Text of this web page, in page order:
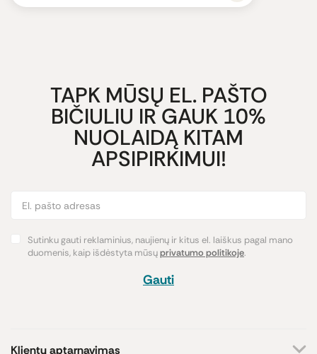
TAPK MŪSŲ EL. PAŠTO
BIČIULIU IR GAUK 10%
NUOLAIDĄ KITAM
APSIPIRKIMUI!
Sutinku gauti reklaminius, naujienų ir kitus el. laiškus pagal mano
duomenis, kaip išdėstyta mūsųprivatumo politikoje.
Gauti
Klientų aptarnavimas